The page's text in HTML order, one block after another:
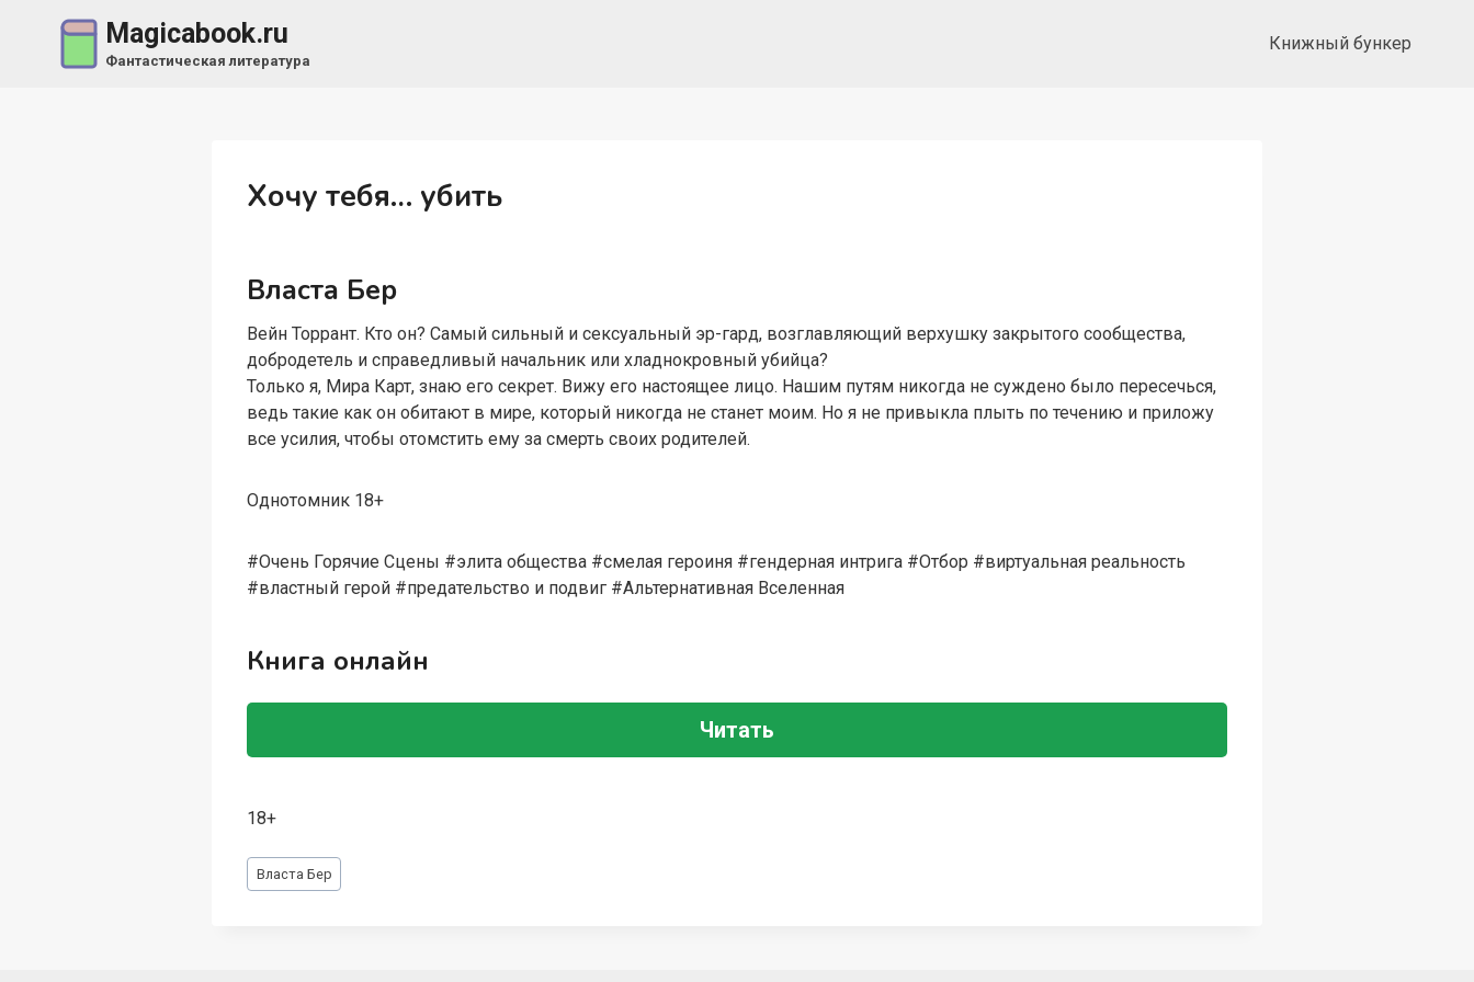
содержимому
Magicabook.ru
Фантастическая литература
Книжный бункер
Хочу тебя… убить
Власта Бер
Вейн Торрант. Кто он? Самый сильный и сексуальный эр-гард, возглавляющий верхушку закрытого сообщества,
добродетель и справедливый начальник или хладнокровный убийца?
Только я, Мира Карт, знаю его секрет. Вижу его настоящее лицо. Нашим путям никогда не суждено было пересечься,
ведь такие как он обитают в мире, который никогда не станет моим. Но я не привыкла плыть по течению и приложу
все усилия, чтобы отомстить ему за смерть своих родителей.
Однотомник 18+
#Очень Горячие Сцены #элита общества #смелая героиня #гендерная интрига #Отбор #виртуальная реальность
#властный герой #предательство и подвиг #Альтернативная Вселенная
Книга онлайн
Читать
18+
Метки
записи:
Власта Бер